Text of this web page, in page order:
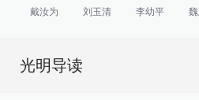
戴汝为
刘玉清 李幼平
光明导读